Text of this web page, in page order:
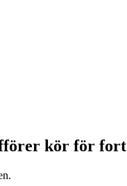
kör för fort